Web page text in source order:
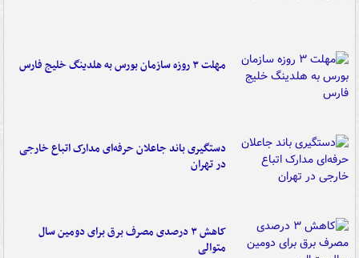
مهلت ۳ روزه سازمان بورس به هلدینگ خلیج فارس
دستگیری باند جاعلان حرفه‌ای مدارک اتباع خارجی
در تهران
کاهش ۳ درصدی مصرف برق برای دومین سال
متوالی